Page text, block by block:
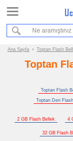
Ana Sayfa › Toptan Flash
Toptan
Toptan Flash
Toptan Deri
2 GB Flash Bellek 4
32 GB Flash
Ana Sayfa
Sipariş Formu
Promosyon
satış
fiyatları